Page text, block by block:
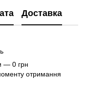
Доставка
— 0 грн
отримання